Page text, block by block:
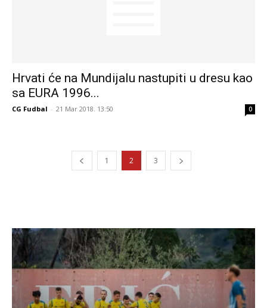
Hrvati će na Mundijalu nastupiti u dresu kao
sa EURA 1996...
CG Fudbal - 21 Mar 2018. 13:50 0
1 2 3